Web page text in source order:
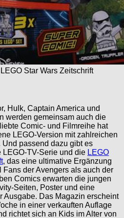
Star Wars Zeitschrift
Hulk, Captain America und
werden gemeinsam auch die
Comic- und Filmreihe hat
LEGO-Version mit zahlreichen
passend dazu gibt es
TV-Serie und die LEGO
, das eine ultimative Ergänzung
der Avengers als auch der
Comics erwarten die jungen
Seiten, Poster und eine
Ausgabe. Das Magazin erscheint
in einer verkauften Auflage
richtet sich an Kids im Alter von